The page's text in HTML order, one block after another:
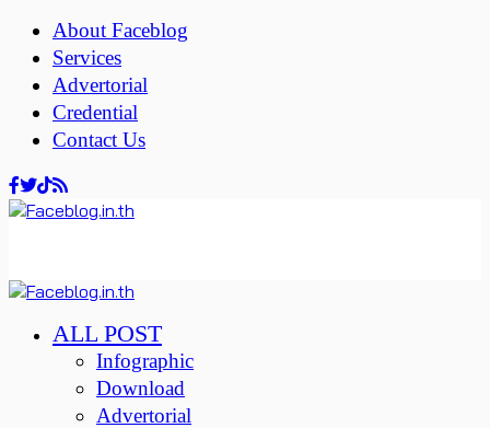
About Faceblog
Services
Advertorial
Credential
Contact Us
ALL POST
Infographic
Download
Advertorial